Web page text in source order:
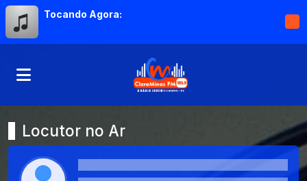
Tocando Agora:
Locutor no Ar